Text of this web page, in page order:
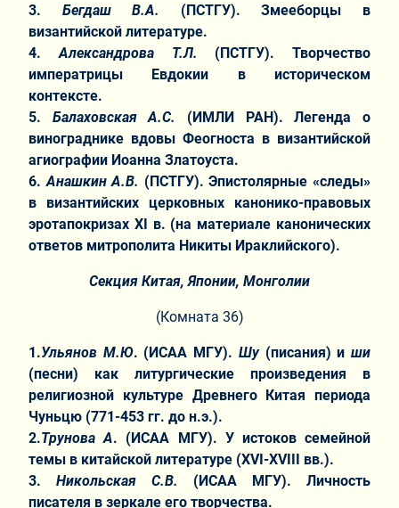
3. Бегдаш В.А.
(ПСТГУ). Змееборцы в
византийской литературе.
4.Александрова Т.Л. (ПСТГУ). Творчество
императрицы Евдокии в историческом
контексте.
5. Балаховская А.С.
(ИМЛИ РАН). Легенда о
винограднике вдовы Феогноста в византийской
агиографии Иоанна Златоуста.
6.Анашкин А.В. (ПСТГУ). Эпистолярные «следы»
в византийских церковных канонико-правовых
эротапокризах XI в. (на материале канонических
ответов митрополита Никиты Ираклийского).
Секция Китая, Японии, Монголии
(Комната 36)
1.Ульянов М.Ю. (ИСАА МГУ). Шу(писания) иши
(песни) как литургические произведения в
религиозной культуре Древнего Китая периода
Чуньцю (771-453 гг. до н.э.).
2.Трунова А. (ИСАА МГУ). У истоков семейной
темы в китайской литературе (XVI-XVIII вв.).
3. Никольская С.В.
(ИСАА МГУ). Личность
писателя в зеркале его творчества.